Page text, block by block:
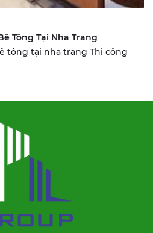
Tông Tại Nha Trang
tông tại nha trang Thi công